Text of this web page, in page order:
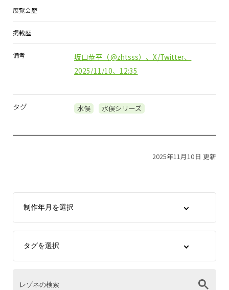
展覧会歴
掲載歴
備考
坂口恭平（@zhtsss）、X/Twitter、
2025/11/10、12:35
タグ 水俣 水俣シリーズ
2025年11月10日 更新